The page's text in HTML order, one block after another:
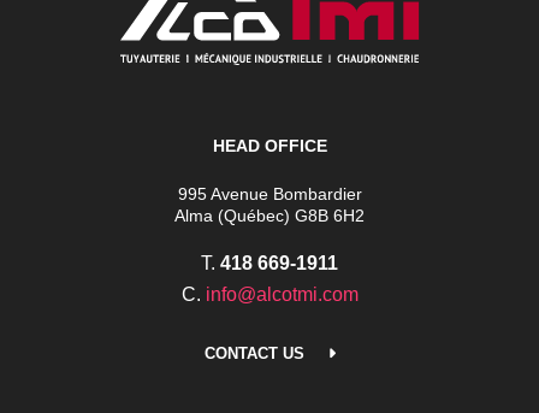
HEAD OFFICE
995 Avenue Bombardier
Alma (Québec) G8B 6H2
T. 418 669-1911
C. info@alcotmi.com
CONTACT US